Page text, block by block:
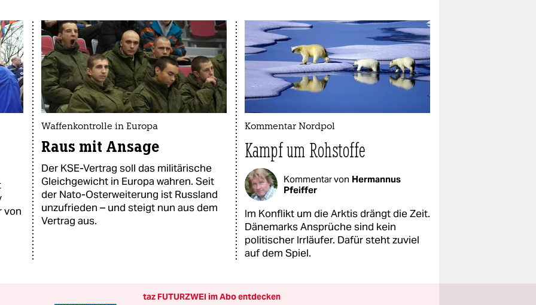
von
Waffenkontrolle in Europa
Raus mit Ansage
Der KSE-Vertrag soll das militärische
Gleichgewicht in Europa wahren. Seit
der Nato-Osterweiterung ist Russland
unzufrieden – und steigt nun aus dem
Vertrag aus.
Kommentar Nordpol
Kampf um Rohstoffe
Kommentar von Hermannus
Pfeiffer
Im Konflikt um die Arktis drängt die Zeit.
Dänemarks Ansprüche sind kein
politischer Irrläufer. Dafür steht zuviel
auf dem Spiel.
taz FUTURZWEI im Abo entdecken